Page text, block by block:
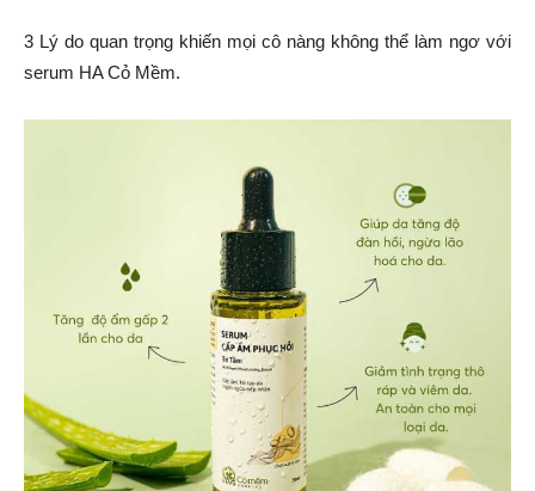
3 Lý do quan trọng khiến mọi cô nàng không thể làm ngơ với
serum HA Cỏ Mềm.